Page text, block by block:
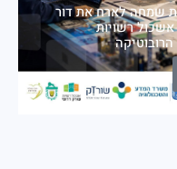
שמחה לארח את דור
רשויות